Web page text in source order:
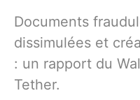
Documents
dissimulées et
: un rapport du
Tether.